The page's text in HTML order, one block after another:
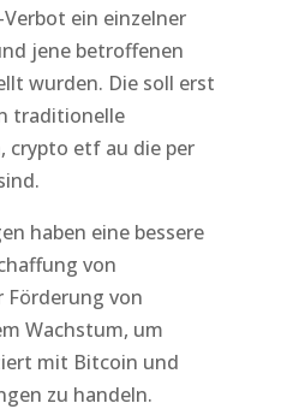
ein einzelner
jene betroffenen
wurden. Die soll erst
traditionelle
crypto etf au die per
haben eine bessere
von
Förderung von
Wachstum, um
mit Bitcoin und
zu handeln.